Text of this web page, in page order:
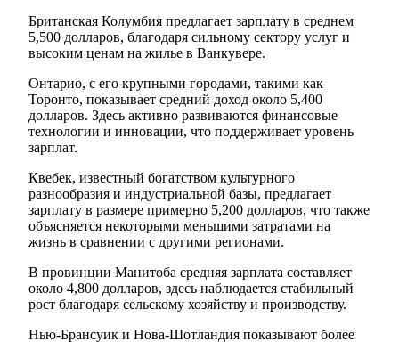
Британская Колумбия предлагает зарплату в среднем
5,500 долларов, благодаря сильному сектору услуг и
высоким ценам на жилье в Ванкувере.
Онтарио, с его крупными городами, такими как
Торонто, показывает средний доход около 5,400
долларов. Здесь активно развиваются финансовые
технологии и инновации, что поддерживает уровень
зарплат.
Квебек, известный богатством культурного
разнообразия и индустриальной базы, предлагает
зарплату в размере примерно 5,200 долларов, что также
объясняется некоторыми меньшими затратами на
жизнь в сравнении с другими регионами.
В провинции Манитоба средняя зарплата составляет
около 4,800 долларов, здесь наблюдается стабильный
рост благодаря сельскому хозяйству и производству.
Нью-Брансуик и Нова-Шотландия показывают более